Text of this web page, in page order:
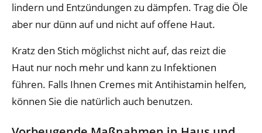
lindern und Entzündungen zu dämpfen. Trag die Öle
aber nur dünn auf und nicht auf offene Haut.
Kratz den Stich möglichst nicht auf, das reizt die
Haut nur noch mehr und kann zu Infektionen
führen. Falls Ihnen Cremes mit Antihistamin helfen,
können Sie die natürlich auch benutzen.